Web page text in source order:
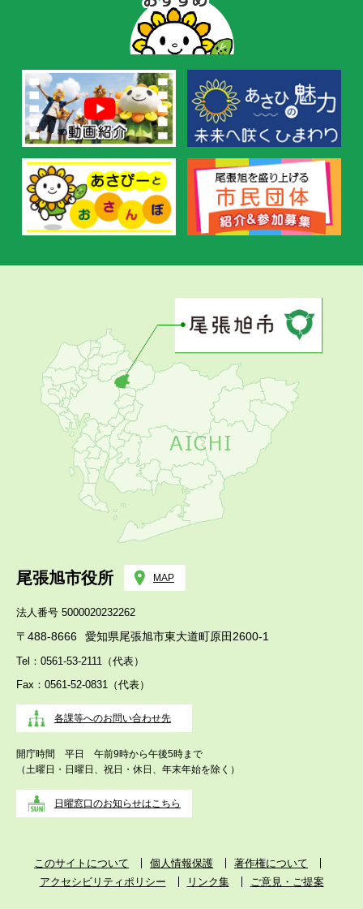
の
お
す
め
尾張旭市役所 MAP
法人番号 5000020232262
〒488-8666 愛知県尾張旭市東大道町原田2600-1
Tel：0561-53-2111（代表）
Fax：0561-52-0831（代表）
各課等へのお問い合わせ先
開庁時間 平日 午前9時から午後5時まで
（土曜日・日曜日、祝日・休日、年末年始を除く）
日曜窓口のお知らせはこちら
このサイトについて 個人情報保護
著作権について
アクセシビリティポリシー
リンク集 ご意見・ご提案